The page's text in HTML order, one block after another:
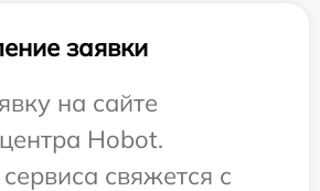
заявки
на сайте
Hobot.
свяжется с